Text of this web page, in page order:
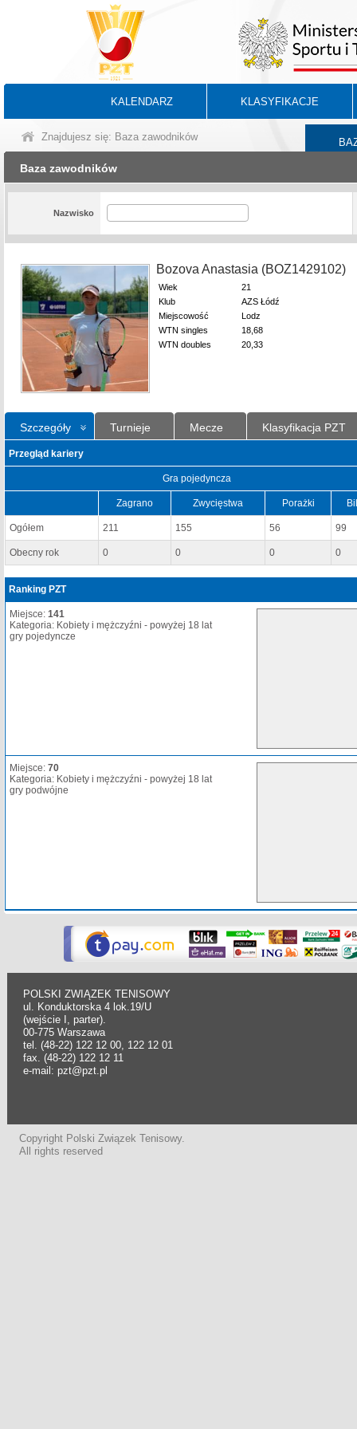
KALENDARZ KLASYFIKACJE
Znajdujesz się: Baza zawodników
Baza zawodników
Nazwisko
Bozova Anastasia (BOZ1429102)
Wiek
21
Klub
AZS Łódź
Miejscowość
Lodz
WTN singles
18,68
WTN doubles
20,33
Szczegóły Turnieje Mecze Klasyfikacja PZT
Przegląd kariery
Gra pojedyncza
Zagrano Zwycięstwa Porażki
Ogółem 211 155 56 99
Obecny rok 0 0 0 0
Ranking PZT
Miejsce: 141
Kategoria: Kobiety i mężczyźni - powyżej 18 lat
gry pojedyncze
Miejsce: 70
Kategoria: Kobiety i mężczyźni - powyżej 18 lat
gry podwójne
POLSKI ZWIĄZEK TENISOWY
ul. Konduktorska 4 lok.19/U
(wejście I, parter).
00-775 Warszawa
tel. (48-22) 122 12 00, 122 12 01
fax. (48-22) 122 12 11
e-mail: pzt@pzt.pl
Copyright Polski Związek Tenisowy.
All rights reserved